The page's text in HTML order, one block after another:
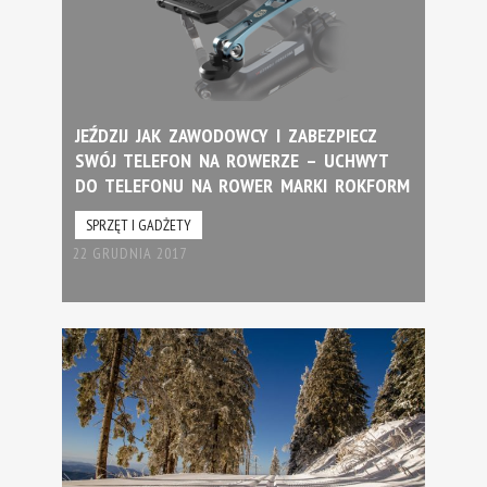
JEŹDZIJ JAK ZAWODOWCY I ZABEZPIECZ
SWÓJ TELEFON NA ROWERZE – UCHWYT
DO TELEFONU NA ROWER MARKI ROKFORM
SPRZĘT I GADŻETY
22 GRUDNIA 2017